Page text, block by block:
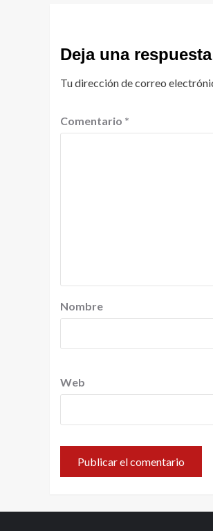
Deja una respuesta
Tu dirección de correo
Comentario *
Nombre
Web